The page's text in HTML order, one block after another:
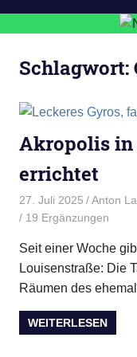
Schlagwort:
Akropolis in
errichtet
27. Juli 2025 Anton
/ 19 Ergänzungen
Seit einer Woche
Louisenstraße: Die
Räumen des
WEITERLESEN